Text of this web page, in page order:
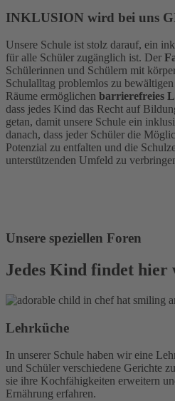
INKLUSION wird bei uns
Unsere Schule ist stolz darauf, ein
für alle Schüler zugänglich ist. Der
Schülerinnen und Schülern mit
Schulalltag problemlos zu
Räume ermöglichen barrierefreies
dass jedes Kind das Recht auf
getan, damit unsere Schule ein
danach, dass jeder Schüler die
Potenzial zu entfalten und die
unterstützenden Umfeld zu
Unsere speziellen Foren
Jedes Kind findet hier
Lehrküche
In unserer Schule haben wir eine
und Schüler verschiedene Gerichte
sie ihre Kochfähigkeiten erweitern
Ernährung erfahren.